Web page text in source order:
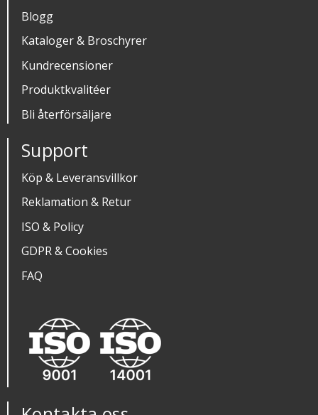
Blogg
Kataloger & Broschyrer
Kundrecensioner
Produktkvalitéer
Bli återförsäljare
Support
Köp & Leveransvillkor
Reklamation & Retur
ISO & Policy
GDPR & Cookies
FAQ